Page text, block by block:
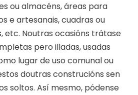
ou almacéns, áreas para
e artesanais, cuadras ou
etc. Noutras ocasións trátase
pero illadas, usadas
lugar de uso comunal ou
doutras construcións sen
soltos. Así mesmo, pódense